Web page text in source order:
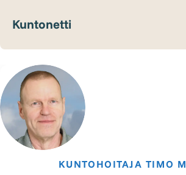
Kuntonetti
KUNTOHOITAJA TIMO